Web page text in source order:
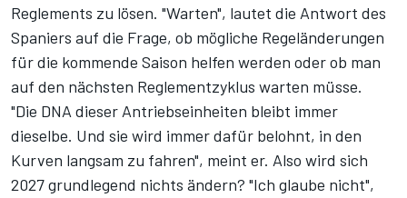
Reglements zu lösen. "Warten", lautet die Antwort des
Spaniers auf die Frage, ob mögliche Regeländerungen
für die kommende Saison helfen werden oder ob man
auf den nächsten Reglementzyklus warten müsse.
"Die DNA dieser Antriebseinheiten bleibt immer
dieselbe. Und sie wird immer dafür belohnt, in den
Kurven langsam zu fahren", meint er. Also wird sich
2027 grundlegend nichts ändern? "Ich glaube nicht",